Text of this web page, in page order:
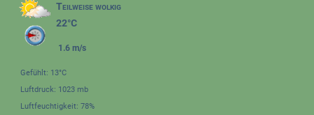
Teilweise wolkig
22°C
1.6 m/s
Gefühlt: 13°C
Luftdruck: 1023 mb
Luftfeuchtigkeit: 78%